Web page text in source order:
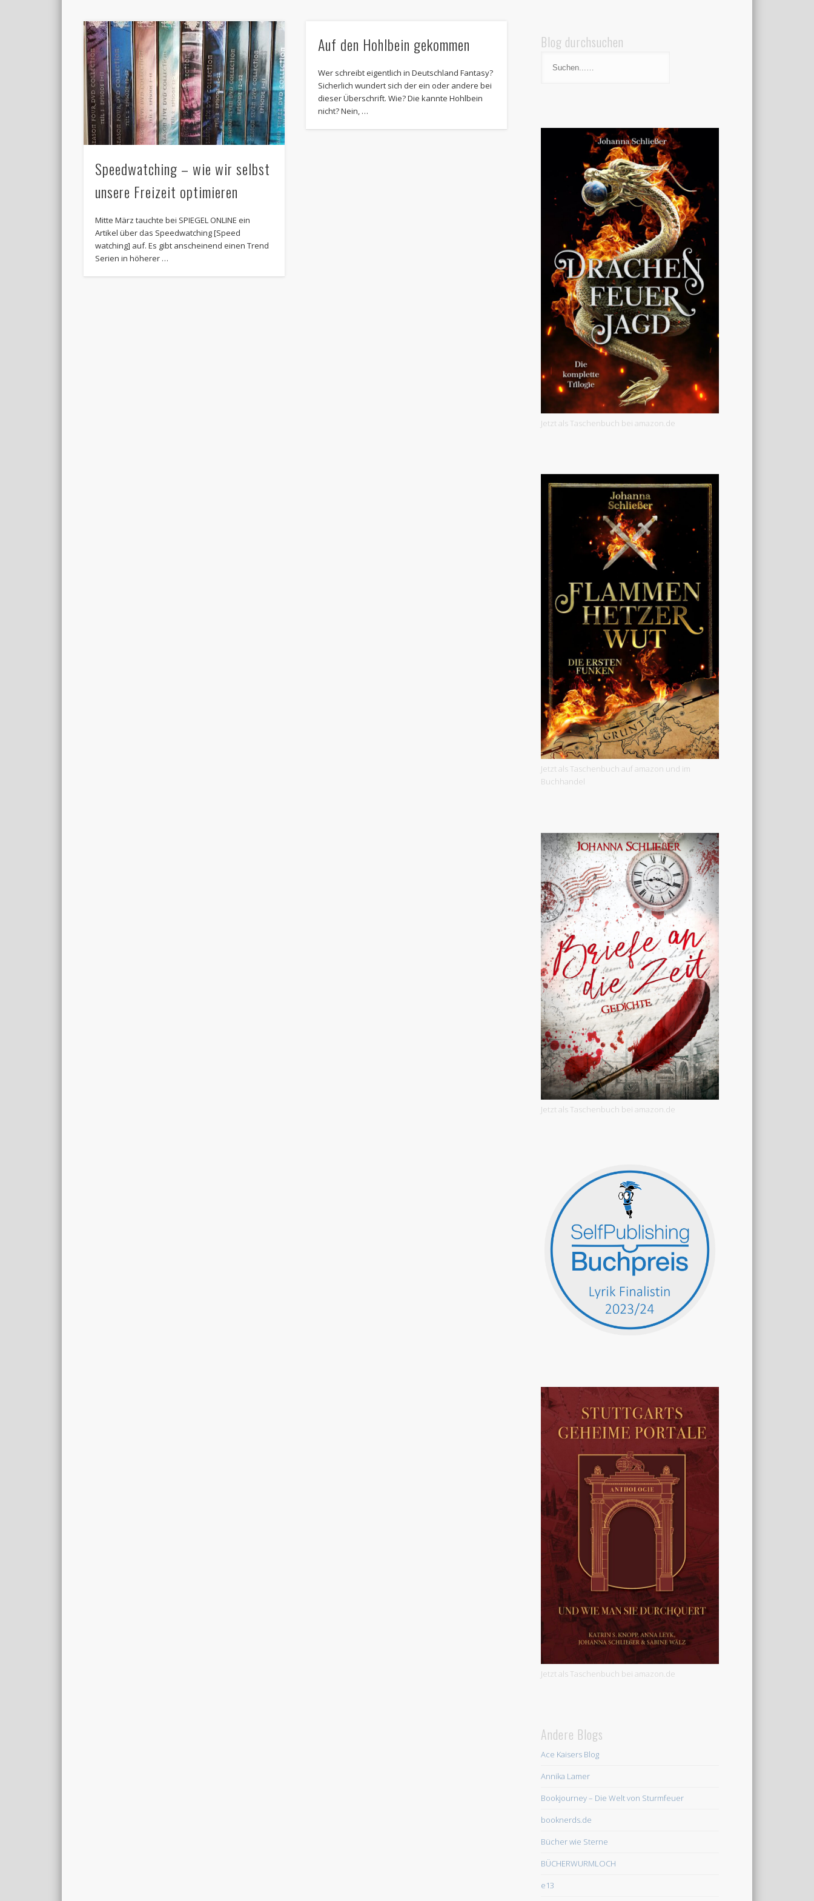
Speedwatching – wie wir selbst
unsere Freizeit optimieren
Mitte März tauchte bei SPIEGEL ONLINE ein
Artikel über das Speedwatching [Speed
watching] auf. Es gibt anscheinend einen Trend
Serien in höherer …
Auf den Hohlbein gekommen
Wer schreibt eigentlich in Deutschland Fantasy?
Sicherlich wundert sich der ein oder andere bei
dieser Überschrift. Wie? Die kannte Hohlbein
nicht? Nein, …
Blog durchsuchen
Jetzt als Taschenbuch bei amazon.de
Jetzt als Taschenbuch auf amazon und im
Buchhandel
Jetzt als Taschenbuch bei amazon.de
Jetzt als Taschenbuch bei amazon.de
Andere Blogs
Ace Kaisers Blog
Annika Lamer
Bookjourney – Die Welt von Sturmfeuer
booknerds.de
Bücher wie Sterne
BÜCHERWURMLOCH
e13